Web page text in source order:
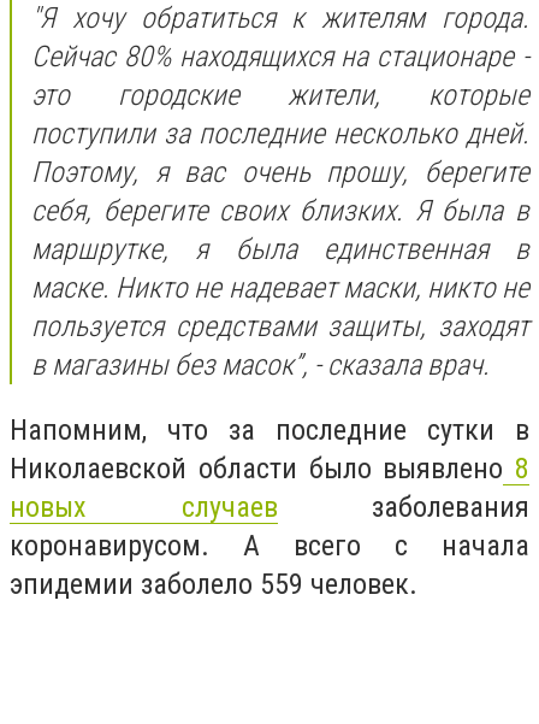
"Я хочу обратиться к жителям города.
Сейчас 80% находящихся на стационаре -
это городские жители, которые
поступили за последние несколько дней.
Поэтому, я вас очень прошу, берегите
себя, берегите своих близких. Я была в
маршрутке, я была единственная в
маске. Никто не надевает маски, никто не
пользуется средствами защиты, заходят
в магазины без масок”, - сказала врач.
Напомним, что за последние сутки в
Николаевской области было выявлено 8
новых случаев заболевания
коронавирусом. А всего с начала
эпидемии заболело 559 человек.